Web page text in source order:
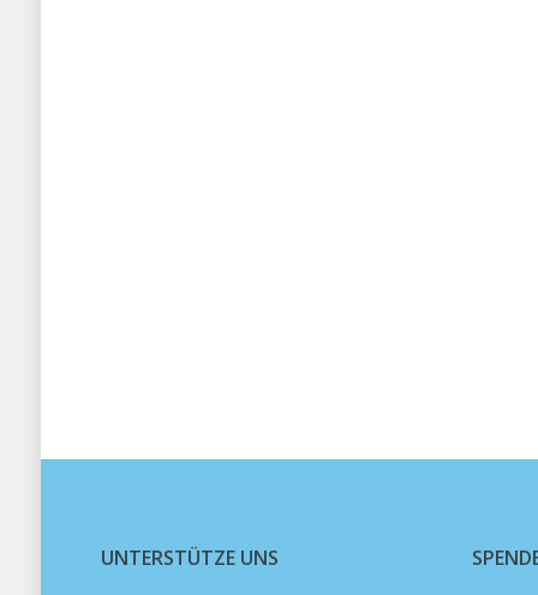
UNTERSTÜTZE UNS